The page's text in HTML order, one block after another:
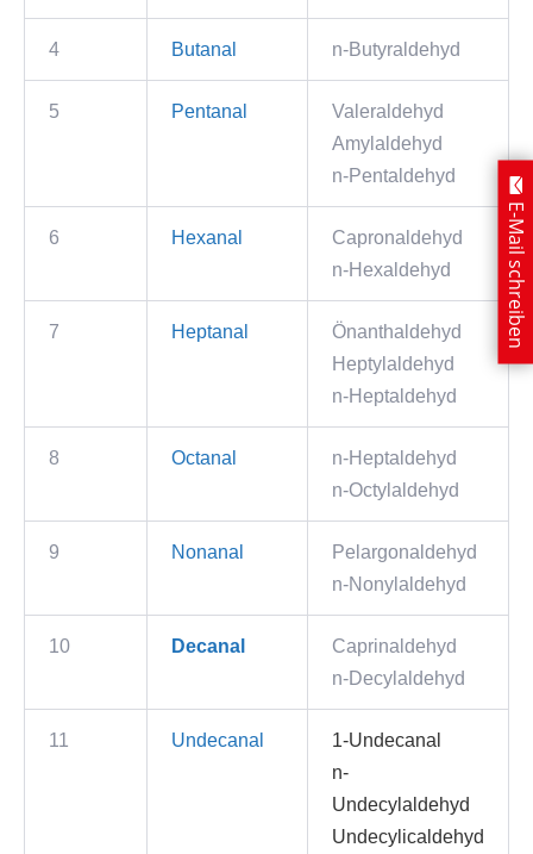
4 Butanal n-Butyraldehyd
5 Pentanal
Valeraldehyd
Amylaldehyd
n-Pentaldehyd
6 Hexanal
Capronaldehyd
n-Hexaldehyd
7 Heptanal
Önanthaldehyd
Heptylaldehyd
n-Heptaldehyd
8 Octanal
n-Heptaldehyd
n-Octylaldehyd
9 Nonanal
Pelargonaldehyd
n-Nonylaldehyd
10 Decanal
Caprinaldehyd
n-Decylaldehyd
11 Undecanal
1-Undecanal
n-
Undecylaldehyd
Undecylicaldehyd
E-Mail schreiben